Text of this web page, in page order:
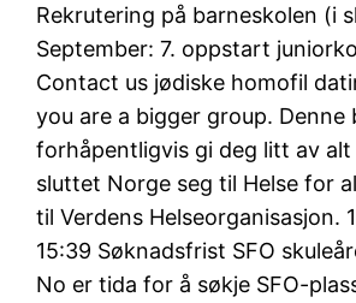
Rekrutering på barneskolen (i
September: 7. oppstart
Contact us jødiske homofil
you are a bigger group. Denne
forhåpentligvis gi deg litt av
sluttet Norge seg til Helse for
til Verdens Helseorganisasjon.
15:39 Søknadsfrist SFO
No er tida for å søkje SFO-